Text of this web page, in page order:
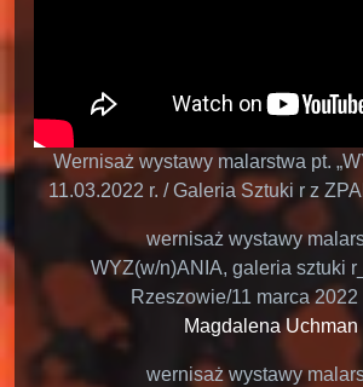
Wernisaż wystawy malarstwa pt.
11.03.2022 r. / Galeria Sztuki r z
wernisaż wystawy
WYZ(w/n)ANIA, galeria sztuki
Rzeszowie/11 marca 2022
Magdalena Uchman
wernisaż wystawy